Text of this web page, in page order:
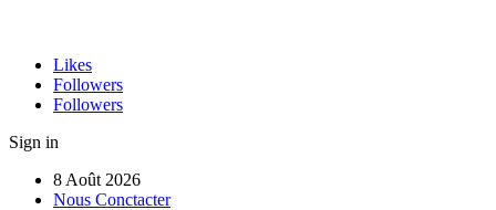
Likes
Followers
Followers
Sign in
8 Août 2026
Nous Conctacter